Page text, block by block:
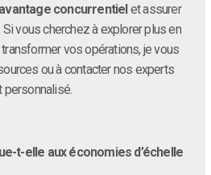
avantage concurrentielet assurer
. Si vous cherchez à explorer plus en
vos opérations, je vous
ou à contacter nos experts
personnalisé.
t-elle aux économies d’échelle